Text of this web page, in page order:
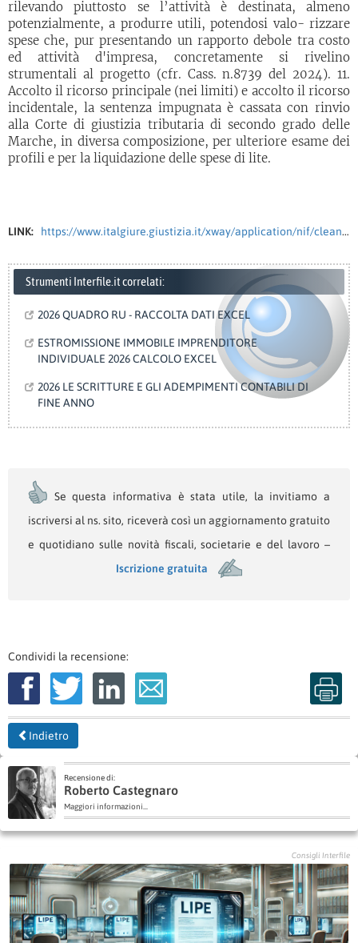
rilevando piuttosto se l’attività è destinata, almeno
potenzialmente, a produrre utili, potendosi valo- rizzare
spese che, pur presentando un rapporto debole tra costo
ed attività d'impresa, concretamente si rivelino
strumentali al progetto (cfr. Cass. n.8739 del 2024). 11.
Accolto il ricorso principale (nei limiti) e accolto il ricorso
incidentale, la sentenza impugnata è cassata con rinvio
alla Corte di giustizia tributaria di secondo grado delle
Marche, in diversa composizione, per ulteriore esame dei
profili e per la liquidazione delle spese di lite.
LINK: https://www.italgiure.giustizia.it/xway/application/nif/clean/hc.dll?verbo=attach&db=snciv&id=./20260507/snciv@s50@a2026@n13185@tO.clean.pdf
Strumenti Interfile.it correlati:
2026 QUADRO RU - RACCOLTA DATI EXCEL
ESTROMISSIONE IMMOBILE IMPRENDITORE
INDIVIDUALE 2026 CALCOLO EXCEL
2026 LE SCRITTURE E GLI ADEMPIMENTI CONTABILI DI
FINE ANNO
Se questa informativa è stata utile, la invitiamo a
iscriversi al ns. sito, riceverà così un aggiornamento gratuito
e quotidiano sulle novità fiscali, societarie e del lavoro –
Iscrizione gratuita
Condividi la recensione:
Indietro
Recensione di:
Roberto Castegnaro
Maggiori informazioni...
Consigli Interfile